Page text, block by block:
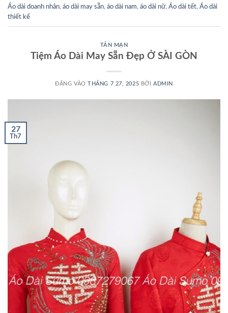
Áo dài doanh nhân, áo dài may sẵn, áo dài nam, áo dài nữ, Áo dài tết, Áo dài
thiết kế
TẢN MẠN
Tiệm Áo Dài May Sẵn Đẹp Ở SÀI GÒN
ĐĂNG VÀOTHÁNG 7 27, 2025 BỞI ADMIN
27
Th7